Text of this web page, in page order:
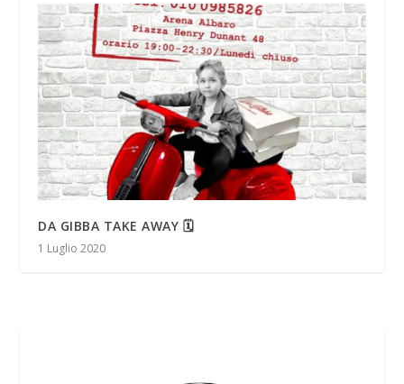
DA GIBBA TAKE AWAY 🗓
1 Luglio 2020